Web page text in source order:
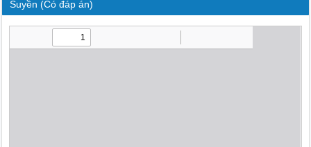
Suyền (Có đáp án)